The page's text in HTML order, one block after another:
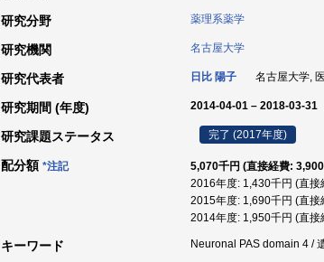
研究分野 薬理系薬学
研究機関 名古屋大学
研究代表者 日比 陽子 名古屋大学,
研究期間 (年度) 2014-04-01 – 2018-03-31
研究課題ステータス 完了 (2017年度)
配分額 *注記
5,070千円 (直接経費:
2016年度: 1,430千円 (直
2015年度: 1,690千円 (直
2014年度: 1,950千円 (直
キーワード Neuronal PAS domain 4 /